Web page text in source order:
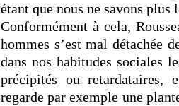
étant que nous ne savons
Conformément à cela,
hommes s’est mal détachée
dans nos habitudes sociales
précipités ou retardataires,
regarde par exemple une